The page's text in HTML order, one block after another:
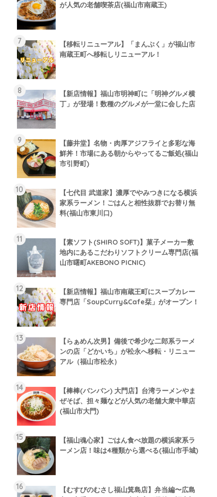
が人気の老舗喫茶店(福山市南蔵王)
【移転リニューアル】「まんぷく」が福山市
南蔵王町へ移転しリニューアル！
【新店情報】福山市明神町に「明神グルメ横
丁」が登場！数種のグルメが一堂に会した店
【藤井堂】名物・肉厚アジフライと多彩な海
鮮丼！市場にある朝からやってるご飯処(福山
市引野町)
【七代目 武道家】濃厚でやみつきになる横浜
家系ラーメン！ごはんと相性抜群でお替り無
料(福山市東川口)
【素ソフト(SHIRO SOFT)】菓子メーカー敷
地内にあるこだわりソフトクリーム専門店(福
山市曙町AKEBONO PICNIC)
【新店情報】福山市南蔵王町にスープカレー
専門店「SoupCurry&Cafe栞」がオープン！
【らぁめん次男】備後で希少な二郎系ラーメ
ンの店「どかいち」が松永へ移転・リニュー
アル（福山市松永）
【棒棒(バンバン) 大門店】台湾ラーメンやま
ぜそば、担々麺などが人気の老舗大衆中華店
(福山市大門)
【福山魂心家】ごはん食べ放題の横浜家系ラ
ーメン店！味は4種類から選べる(福山市手城)
【むすびのむさし福山箕島店】弁当編〜広島